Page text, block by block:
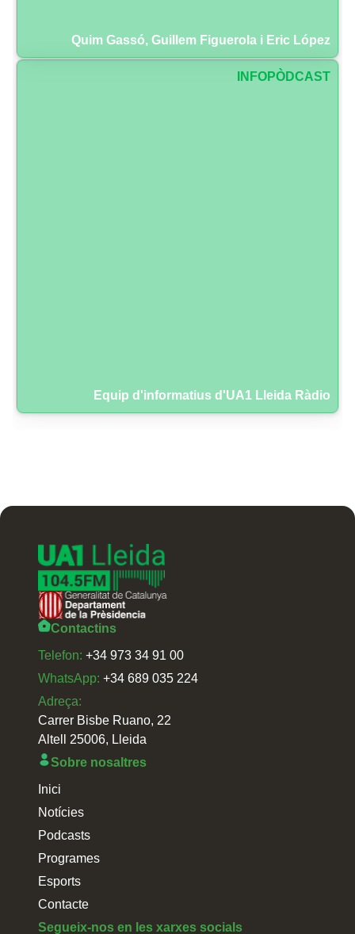
Quim Gassó, Guillem Figuerola i Eric López
INFOPÒDCAST
Equip d'informatius d'UA1 Lleida Ràdio
Contactins
Telefon: +34 973 34 91 00
WhatsApp: +34 689 035 224
Adreça:
Carrer Bisbe Ruano, 22
Altell 25006, Lleida
Sobre nosaltres
Inici
Notícies
Podcasts
Programes
Esports
Contacte
Segueix-nos en les xarxes socials